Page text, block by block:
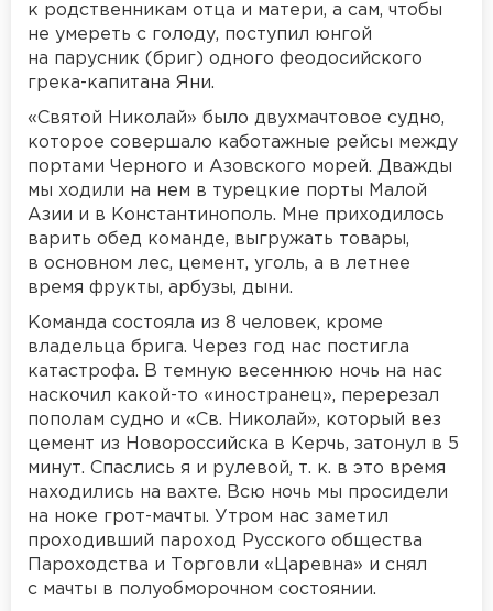
к родственникам отца и матери, а сам, чтобы
не умереть с голоду, поступил юнгой
на парусник (бриг) одного феодосийского
грека-капитана Яни.
«Святой Николай» было двухмачтовое судно,
которое совершало каботажные рейсы между
портами Черного и Азовского морей. Дважды
мы ходили на нем в турецкие порты Малой
Азии и в Константинополь. Мне приходилось
варить обед команде, выгружать товары,
в основном лес, цемент, уголь, а в летнее
время фрукты, арбузы, дыни.
Команда состояла из 8 человек, кроме
владельца брига. Через год нас постигла
катастрофа. В темную весеннюю ночь на нас
наскочил какой-то «иностранец», перерезал
пополам судно и «Св. Николай», который вез
цемент из Новороссийска в Керчь, затонул в 5
минут. Спаслись я и рулевой, т. к. в это время
находились на вахте. Всю ночь мы просидели
на ноке грот-мачты. Утром нас заметил
проходивший пароход Русского общества
Пароходства и Торговли «Царевна» и снял
с мачты в полуобморочном состоянии.